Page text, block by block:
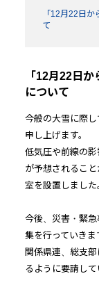
「12月22日
て
「12月22日
について
今般の大雪に際
申し上げます。
低気圧や前線の
が予想されるこ
室を設置しました
今後、災害・緊
集を行っていきま
関係県連、総支
るように要請して